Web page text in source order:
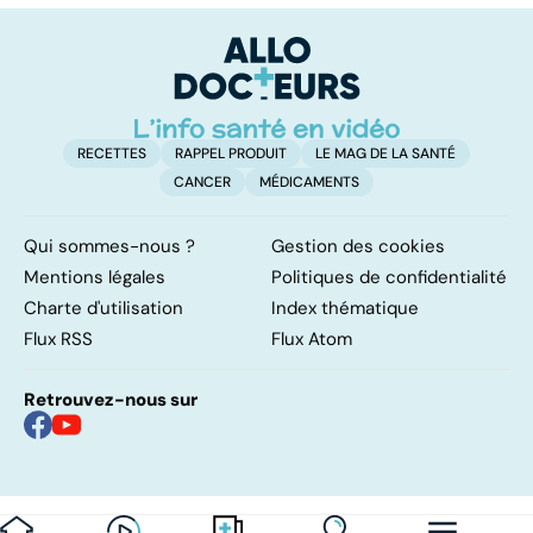
ventre plat
RECETTES RAPPEL PRODUIT
LE MAG DE LA SANTÉ
CANCER
MÉDICAMENTS
Qui sommes-nous ?
Gestion des cookies
Mentions légales
Politiques de confidentialité
Charte d'utilisation
Index thématique
Flux RSS
Flux Atom
Retrouvez-nous sur